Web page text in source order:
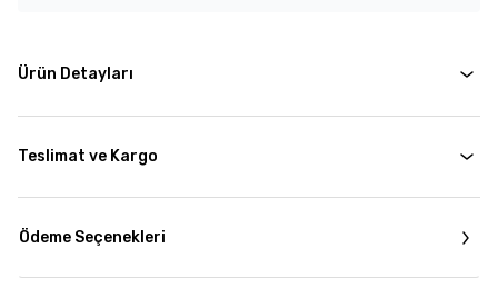
Ürün Detayları
Teslimat ve Kargo
Ödeme Seçenekleri